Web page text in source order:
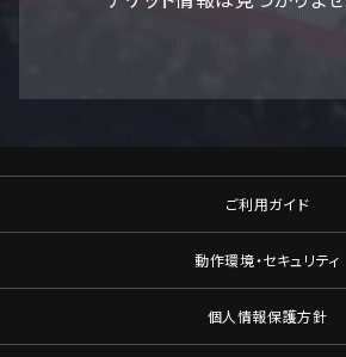
ご利用ガイド
動作環境・セキュリティ
個人情報保護方針